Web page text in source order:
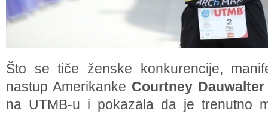
Što se tiče ženske konkurencije,
nastup Amerikanke Courtney Dauwalter
na UTMB-u i pokazala da je trenutno